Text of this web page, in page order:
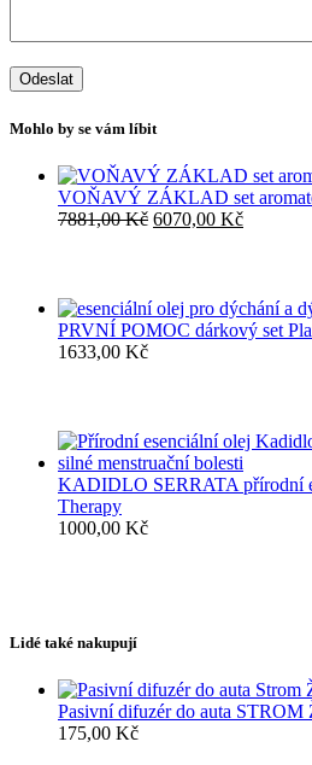
Mohlo by se vám líbit
VOŇAVÝ ZÁKLAD set
7881,00Kč Původní
6070,00 KčAktuální
PRVNÍ POMOC dárkový set
1633,00 Kč
KADIDLO SERRATA přírodní
Therapy
1000,00 Kč
Lidé také nakupují
Pasivní difuzér do auta
175,00 Kč